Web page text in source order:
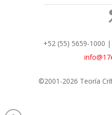
+52 (55) 5659-1000
©2001-2026 Teoría